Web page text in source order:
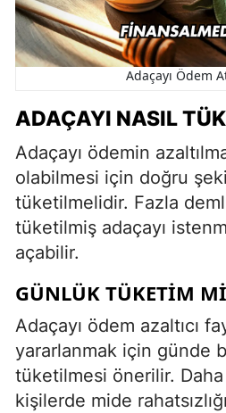
Adaçayı Ödem
ADAÇAYI NASIL
Adaçayı ödemin
olabilmesi için doğru
tüketilmelidir. Fazla
tüketilmiş adaçayı
açabilir.
GÜNLÜK TÜKETIM
Adaçayı ödem azaltıcı
yararlanmak için günde
tüketilmesi önerilir.
kişilerde mide